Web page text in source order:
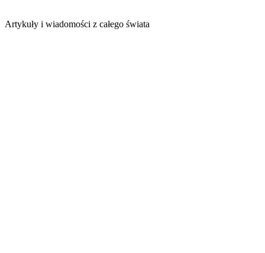
Artykuły i wiadomości z całego świata